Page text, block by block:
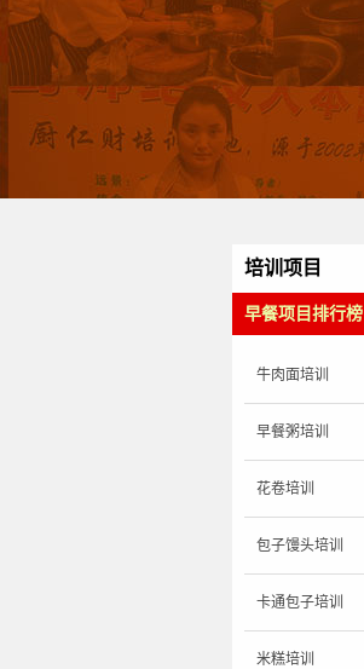
培训项目
早餐项目排行榜
牛肉面培训
早餐粥培训
花卷培训
包子馒头培训
卡通包子培训
米糕培训